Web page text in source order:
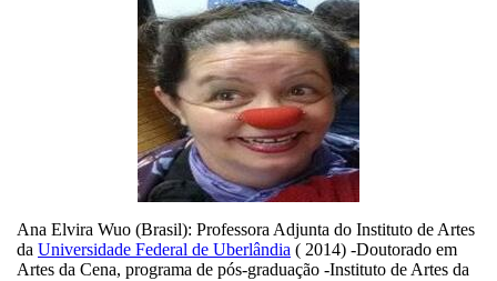
Ana Elvira Wuo (Brasil): Professora Adjunta do Instituto de Artes
daUniversidade Federal de Uberlândia ( 2014) -Doutorado em
Artes da Cena, programa de pós-graduação -Instituto de Artes da